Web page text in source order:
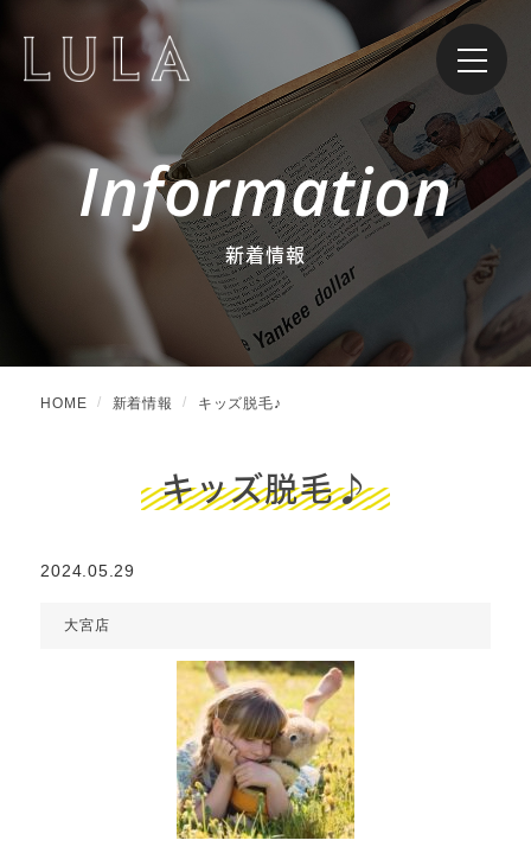
Information
新着情報
HOME 新着情報 キッズ脱毛♪
キッズ脱毛♪
2024.05.29
大宮店